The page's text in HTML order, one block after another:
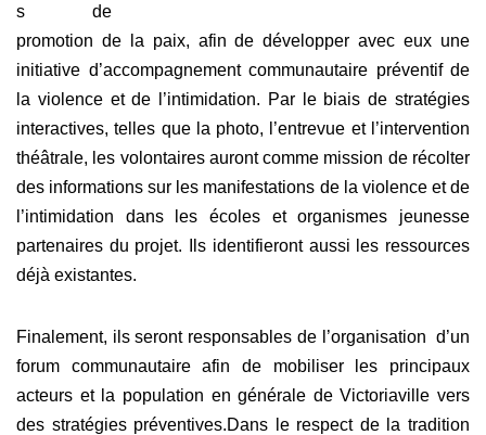
s de
promotion de la paix, afin de développer avec eux une
initiative d’accompagnement communautaire préventif de
la violence et de l’intimidation. Par le biais de stratégies
interactives, telles que la photo, l’entrevue et l’intervention
théâtrale, les volontaires auront comme mission de récolter
des informations sur les manifestations de la violence et de
l’intimidation dans les écoles et organismes jeunesse
partenaires du projet. Ils identifieront aussi les ressources
déjà existantes.
Finalement, ils seront responsables de l’organisation d’un
forum communautaire afin de mobiliser les principaux
acteurs et la population en générale de Victoriaville vers
des stratégies préventives.Dans le respect de la tradition